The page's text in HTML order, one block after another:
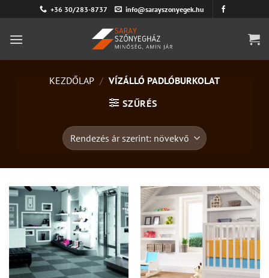
to
content
+36 30/283-8737 info@sarayszonyegek.hu
KEZDŐLAP / VÍZÁLLÓ PADLÓBURKOLAT
SZŰRÉS